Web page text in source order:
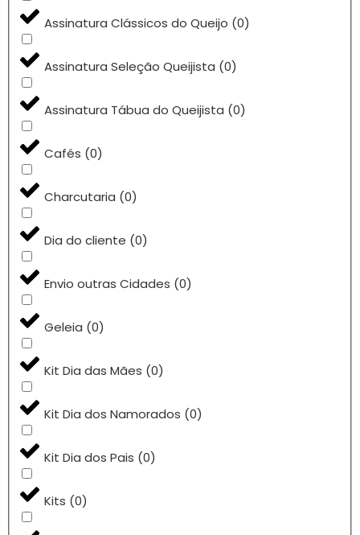
Assinatura Clássicos do Queijo (0)
Assinatura Seleção Queijista (0)
Assinatura Tábua do Queijista (0)
Cafés (0)
Charcutaria (0)
Dia do cliente (0)
Envio outras Cidades (0)
Geleia (0)
Kit Dia das Mães (0)
Kit Dia dos Namorados (0)
Kit Dia dos Pais (0)
Kits (0)